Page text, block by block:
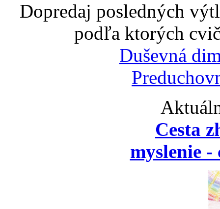
Dopredaj posledných
podľa ktorých
Duševná
Cesta
myslenie